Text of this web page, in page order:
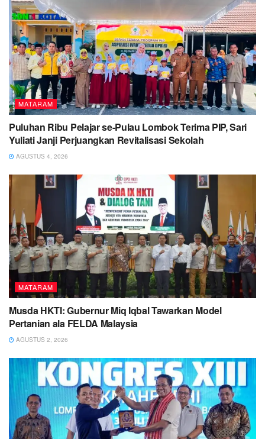
MATARAM
Puluhan Ribu Pelajar se-Pulau Lombok Terima PIP, Sari
Yuliati Janji Perjuangkan Revitalisasi Sekolah
AGUSTUS 4, 2026
MATARAM
Musda HKTI: Gubernur Miq Iqbal Tawarkan Model
Pertanian ala FELDA Malaysia
AGUSTUS 2, 2026